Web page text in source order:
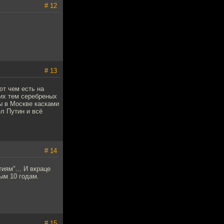
# 12
# 13
чем есть на
тем серебреных
в Москве касками
Путин и всё
# 14
И вкраце
10 годам.